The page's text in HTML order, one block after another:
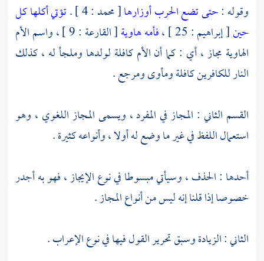
وقوله :حتى تضع الحرب أوزارها[ محمد : 4 ] .
تؤتي أكلها كل
حين[ إبراهيم : 25 ] ، فأمه هاوية
[ القارعة : 9 ] ، واسم الأم
الهاوية مجاز ، أي : كما أن الأم كافلة لولدها وملجأ له ، كذلك
النار للكافرين كافلة ومأوى ومرجع .
القسم الثاني : المجاز في المفرد ، ويسمى المجاز اللغوي ، وهو
استعمال اللفظ في غير ما وضع له أولا ، وأنواعه كثيرة .
أحدها : الحذف ، وسيأتي مبسوطا في نوع الإيجاز ، فهو به أجدر
خصوصا إذا قلنا إنه ليس من أنواع المجاز .
الثاني : الزيادة وسبق تحرير القول فيها في نوع الإعراب .